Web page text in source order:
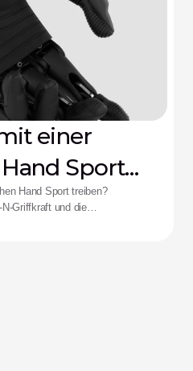
einer
Sport
Hand Sport treiben?
Griffkraft und die